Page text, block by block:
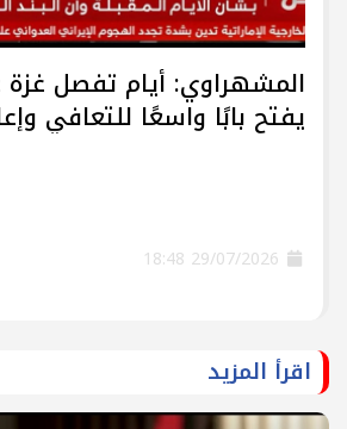
المشهراوي: أيام تفصل
يفتح بابًا واسعًا للتعافي
اقرأ المزيد